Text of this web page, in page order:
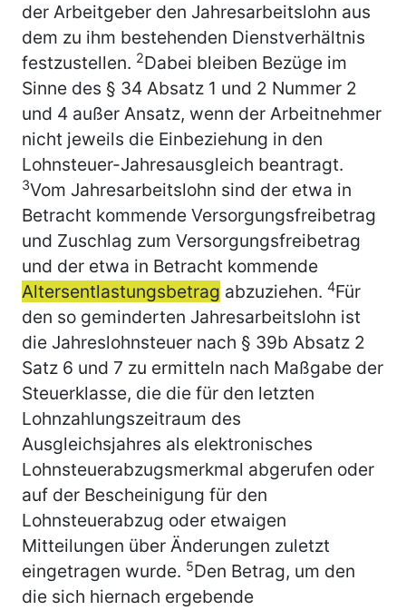
der Arbeitgeber den Jahresarbeitslohn aus
dem zu ihm bestehenden Dienstverhältnis
festzustellen. 2Dabei bleiben Bezüge im
Sinne des § 34 Absatz 1 und 2 Nummer 2
und 4 außer Ansatz, wenn der Arbeitnehmer
nicht jeweils die Einbeziehung in den
Lohnsteuer-Jahresausgleich beantragt.
3Vom Jahresarbeitslohn sind der etwa in
Betracht kommende Versorgungsfreibetrag
und Zuschlag zum Versorgungsfreibetrag
und der etwa in Betracht kommende
Altersentlastungsbetrag abzuziehen. 4Für
den so geminderten Jahresarbeitslohn ist
die Jahreslohnsteuer nach § 39b Absatz 2
Satz 6 und 7 zu ermitteln nach Maßgabe der
Steuerklasse, die die für den letzten
Lohnzahlungszeitraum des
Ausgleichsjahres als elektronisches
Lohnsteuerabzugsmerkmal abgerufen oder
auf der Bescheinigung für den
Lohnsteuerabzug oder etwaigen
Mitteilungen über Änderungen zuletzt
eingetragen wurde. 5Den Betrag, um den
die sich hiernach ergebende